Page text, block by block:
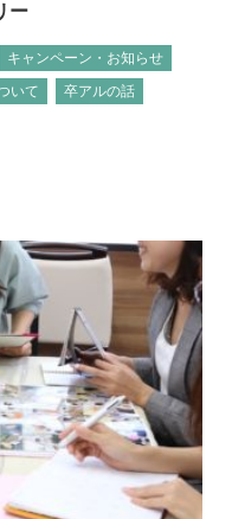
ー
キャンペーン・お知らせ
いて 卒アルの話